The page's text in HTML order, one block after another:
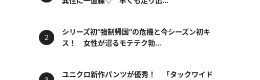
シリーズ初“強制帰国”の危機と今シーズン初キ
ス！ 女性が沼るモテテク勃...
ユニクロ新作パンツが優秀！ 「タックワイド